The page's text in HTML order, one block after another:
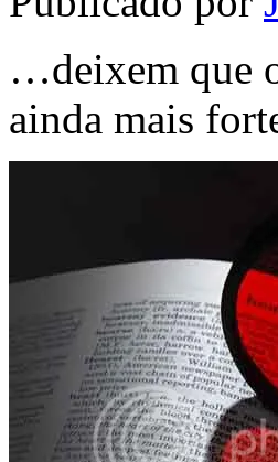
…deixem que
ainda mais